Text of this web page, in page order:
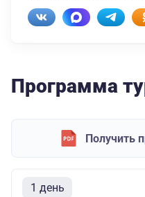
Программа
Получить
1 день